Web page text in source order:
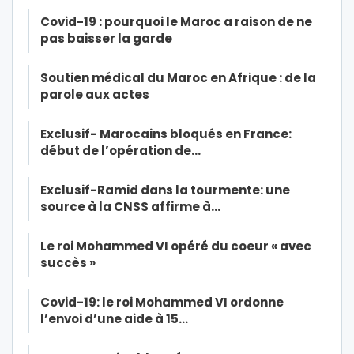
Covid-19 : pourquoi le Maroc a raison de ne
pas baisser la garde
Soutien médical du Maroc en Afrique : de la
parole aux actes
Exclusif- Marocains bloqués en France:
début de l’opération de…
Exclusif-Ramid dans la tourmente: une
source à la CNSS affirme à…
Le roi Mohammed VI opéré du coeur « avec
succès »
Covid-19: le roi Mohammed VI ordonne
l’envoi d’une aide à 15…